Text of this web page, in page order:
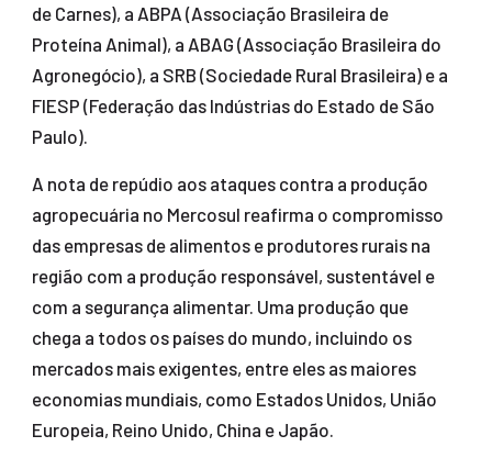
de Carnes), a ABPA (Associação Brasileira de
Proteína Animal), a ABAG (Associação Brasileira do
Agronegócio), a SRB (Sociedade Rural Brasileira) e a
FIESP (Federação das Indústrias do Estado de São
Paulo).
A nota de repúdio aos ataques contra a produção
agropecuária no Mercosul reafirma o compromisso
das empresas de alimentos e produtores rurais na
região com a produção responsável, sustentável e
com a segurança alimentar. Uma produção que
chega a todos os países do mundo, incluindo os
mercados mais exigentes, entre eles as maiores
economias mundiais, como Estados Unidos, União
Europeia, Reino Unido, China e Japão.